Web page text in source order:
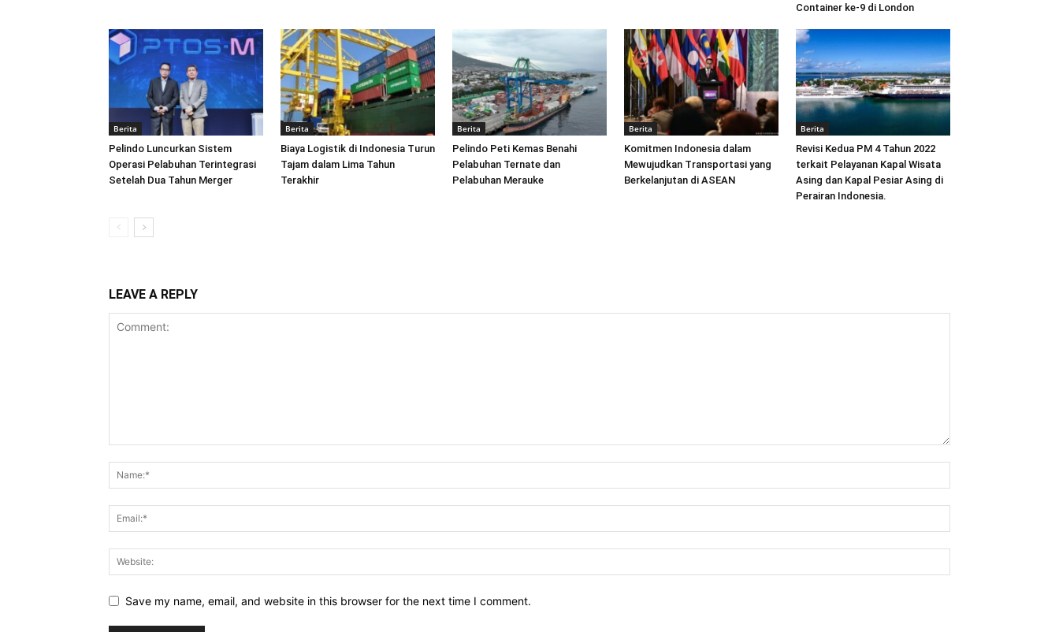
Container ke-9 di London
Berita
Pelindo Luncurkan Sistem
Operasi Pelabuhan Terintegrasi
Setelah Dua Tahun Merger
Berita
Biaya Logistik di Indonesia Turun
Tajam dalam Lima Tahun
Terakhir
Berita
Pelindo Peti Kemas Benahi
Pelabuhan Ternate dan
Pelabuhan Merauke
Berita
Komitmen Indonesia dalam
Mewujudkan Transportasi yang
Berkelanjutan di ASEAN
Berita
Revisi Kedua PM 4 Tahun 2022
terkait Pelayanan Kapal Wisata
Asing dan Kapal Pesiar Asing di
Perairan Indonesia.
LEAVE A REPLY
Save my name, email, and website in this browser for the next time I comment.